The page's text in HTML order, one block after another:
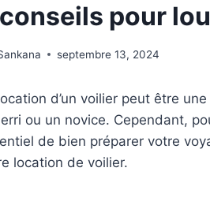
pour
septembre 13, 2024
d’un voilier peut être
ou un novice. Cependant,
de bien préparer votre
location de voilier.